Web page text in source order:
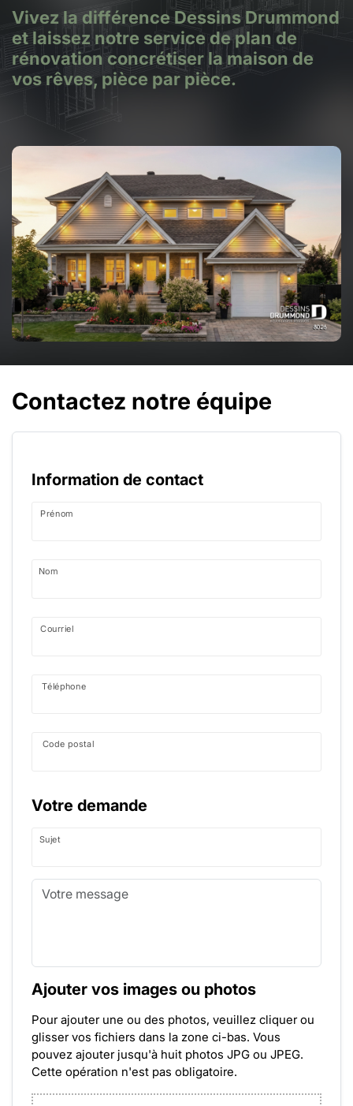
Vivez la différence Dessins Drummond
et laissez notre service de plan de
rénovation concrétiser la maison de
vos rêves, pièce par pièce.
Contactez notre équipe
Information de contact
Prénom
Nom
Courriel
Téléphone
Code postal
Votre demande
Sujet
Ajouter vos images ou photos
Pour ajouter une ou des photos, veuillez cliquer ou
glisser vos fichiers dans la zone ci-bas. Vous
pouvez ajouter jusqu'à huit photos JPG ou JPEG.
Cette opération n'est pas obligatoire.